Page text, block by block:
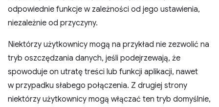
odpowiednie funkcje w zależności od jego ustawienia,
niezależnie od przyczyny.
Niektórzy użytkownicy mogą na przykład nie zezwolić na
tryb oszczędzania danych, jeśli podejrzewają, że
spowoduje on utratę treści lub funkcji aplikacji, nawet
w przypadku słabego połączenia. Z drugiej strony
niektórzy użytkownicy mogą włączać ten tryb domyślnie,